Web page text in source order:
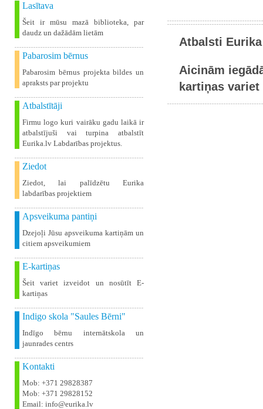
Lasītava
Šeit ir mūsu mazā biblioteka, par
daudz un dažādām lietām
Pabarosim bērnus
Pabarosim bērnus projekta bildes un
apraksts par projektu
Atbalstītāji
Firmu logo kuri vairāku gadu laikā ir
atbalstījuši vai turpina atbalstīt
Eurika.lv Labdarības projektus.
Ziedot
Ziedot, lai palīdzētu Eurika
labdarības projektiem
Apsveikuma pantiņi
Dzejoļi Jūsu apsveikuma kartiņām un
citiem apsveikumiem
E-kartiņas
Šeit variet izveidot un nosūtīt E-
kartiņas
Indigo skola "Saules Bērni"
Indīgo bērnu internātskola un
jaunrades centrs
Kontakti
Mob: +371 29828387
Mob: +371 29828152
Email: info@eurika.lv
Atbalsti
Aicinām
kartiņas variet